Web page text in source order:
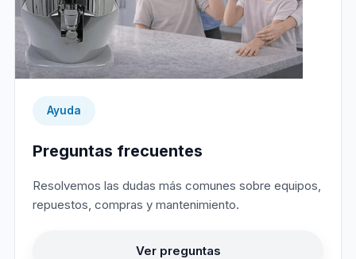
Ayuda
Preguntas frecuentes
Resolvemos las dudas más comunes sobre equipos,
repuestos, compras y mantenimiento.
Ver preguntas